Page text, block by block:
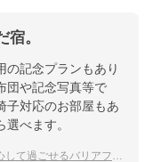
。
の記念プランもあり
団や記念写真等で
子対応のお部屋もあ
べます。
アフリー対応のお宿はありますか。